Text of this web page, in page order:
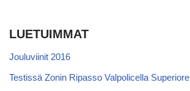
LUETUIMMAT
Jouluviinit 2016
Testissä Zonin Ripasso Valpolicella Superiore